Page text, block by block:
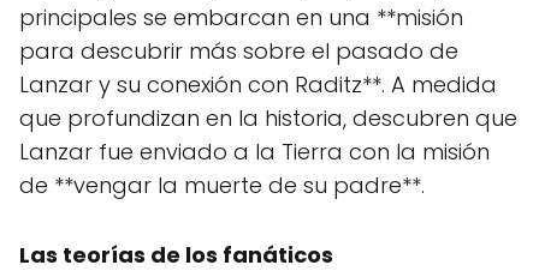
principales se embarcan en una **misión
para descubrir más sobre el pasado de
Lanzar y su conexión con Raditz**. A medida
que profundizan en la historia, descubren que
Lanzar fue enviado a la Tierra con la misión
de **vengar la muerte de su padre**.
Las teorías de los fanáticos